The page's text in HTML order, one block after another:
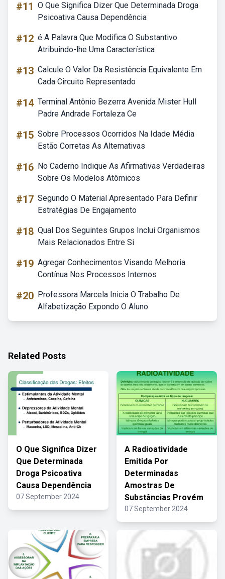
#11 O Que Significa Dizer Que Determinada Droga
Psicoativa Causa Dependência
#12 é A Palavra Que Modifica O Substantivo
Atribuindo-lhe Uma Característica
#13 Calcule O Valor Da Resistência Equivalente Em
Cada Circuito Representado
#14 Terminal Antônio Bezerra Avenida Mister Hull
Padre Andrade Fortaleza Ce
#15 Sobre Processos Ocorridos Na Idade Média
Estão Corretas As Alternativas
#16 No Caderno Indique As Afirmativas Verdadeiras
Sobre Os Modelos Atômicos
#17 Segundo O Material Apresentado Para Definir
Estratégias De Engajamento
#18 Qual Dos Seguintes Grupos Inclui Organismos
Mais Relacionados Entre Si
#19 Agregar Conhecimentos Visando Melhoria
Contínua Nos Processos Internos
#20 Professora Marcela Inicia O Trabalho De
Alfabetização Expondo O Aluno
Related Posts
O Que Significa Dizer
Que Determinada
Droga Psicoativa
Causa Dependência
07 September 2024
A Radioatividade
Emitida Por
Determinadas
Amostras De
Substâncias Provém
07 September 2024